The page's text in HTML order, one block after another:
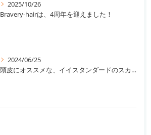
2025/10/26
Bravery-hairは、4周年を迎えました！
2024/06/25
頭皮にオススメな、イイスタンダードのスカルプ系シャンプー＆トリートメントです！